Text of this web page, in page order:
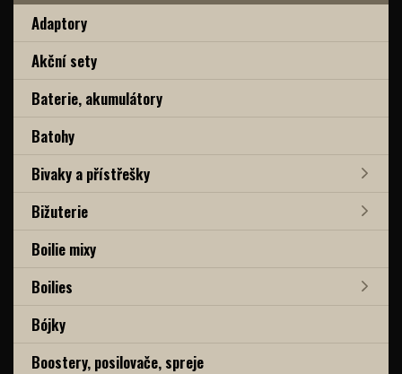
Adaptory
Akční sety
Baterie, akumulátory
Batohy
Bivaky a přístřešky
Bižuterie
Boilie mixy
Boilies
Bójky
Boostery, posilovače, spreje